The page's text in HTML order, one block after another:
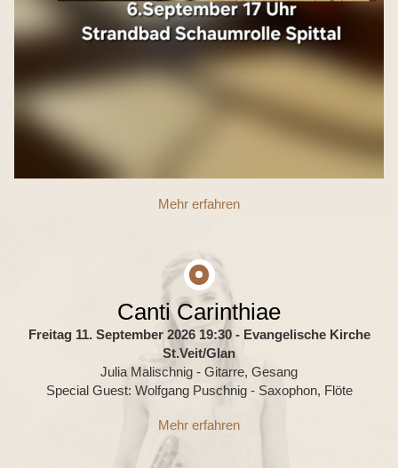
Mehr erfahren
Canti Carinthiae
Freitag 11. September 2026 19:30- Evangelische Kirche
St.Veit/Glan
Julia Malischnig - Gitarre, Gesang
Special Guest: Wolfgang Puschnig - Saxophon, Flöte
Mehr erfahren